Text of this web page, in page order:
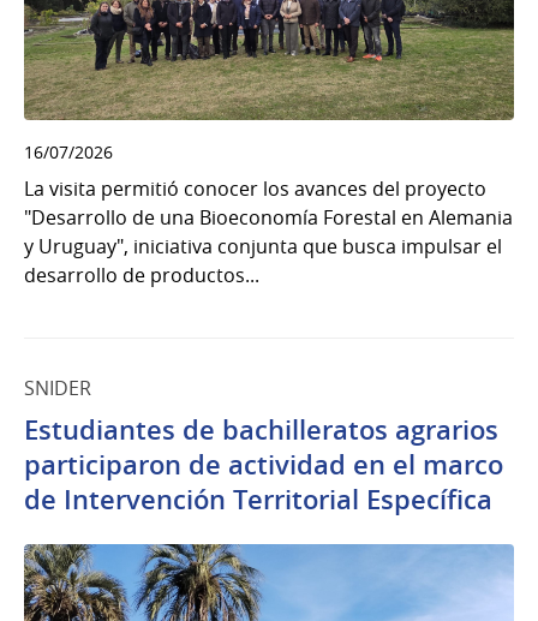
16/07/2026
La visita permitió conocer los avances del proyecto
"Desarrollo de una Bioeconomía Forestal en Alemania
y Uruguay", iniciativa conjunta que busca impulsar el
desarrollo de productos...
SNIDER
Estudiantes de bachilleratos agrarios
participaron de actividad en el marco
de Intervención Territorial Específica